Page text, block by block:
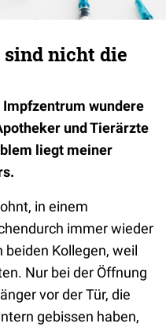
nicht die
wundere
und Tierärzte
liegt meiner
in einem
immer wieder
Kollegen, weil
Nur bei der Öffnung
vor der Tür, die
gebissen haben,